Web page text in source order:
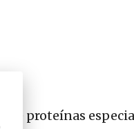
de proteínas